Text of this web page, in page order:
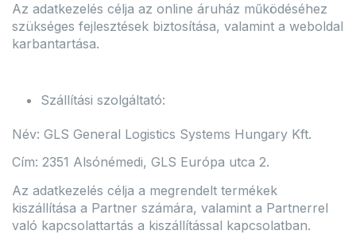
Az adatkezelés célja az online áruház működéséhez
szükséges fejlesztések biztosítása, valamint a weboldal
karbantartása.
Szállítási szolgáltató:
Név: GLS General Logistics Systems Hungary Kft.
Cím: 2351 Alsónémedi, GLS Európa utca 2.
Az adatkezelés célja a megrendelt termékek
kiszállítása a Partner számára, valamint a Partnerrel
való kapcsolattartás a kiszállítással kapcsolatban.